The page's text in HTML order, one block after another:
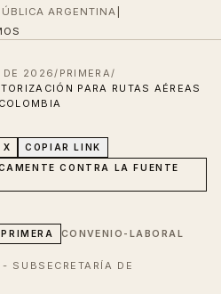
ARGENTINA
DE 2026/ PRIMERA/
PARA RUTAS AÉREAS
X
COPIAR LINK
CONTRA LA FUENTE
PRIMERA CONVENIO-LABORAL
SUBSECRETARÍA DE